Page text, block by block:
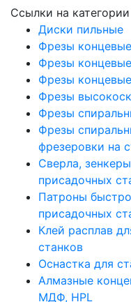
Ссылки на категории
Диски пильные
Фрезы
Фрезы
Фрезы
Фрезы
Фрезы
Фрезы
фрезеровки на
Сверла,
присадочных
Патроны
присадочных
Клей расплав
станков
Оснастка для
Алмазные
МДФ, HPL